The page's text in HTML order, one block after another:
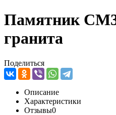
Памятник
гранита
Поделиться
Описание
Характеристики
Отзывы0